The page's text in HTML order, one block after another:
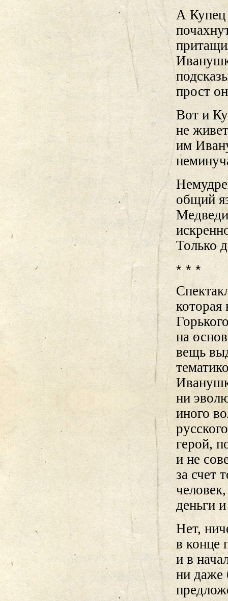
А Купец
прост
Вот и
не
им
общий
Только
* * *
на
вещь
ни
иного
герой,
и не
за счет
деньги
Нет,
в конце
и в
ни даже